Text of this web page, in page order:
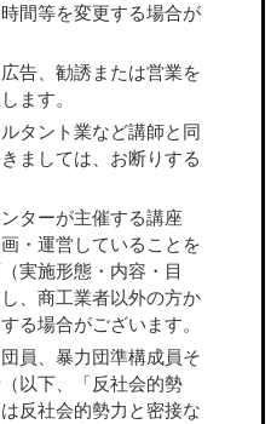
間等を変更する場合が
告、勧誘または営業を
ます。
タント業など講師と同
ましては、お断りする
ターが主催する講座
・運営していることを
実施形態・内容・目
、商工業者以外の方か
る場合がございます。
員、暴力団準構成員そ
以下、「反社会的勢
反社会的勢力と密接な